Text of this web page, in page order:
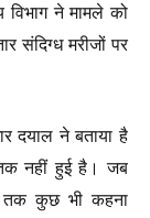
विभाग ने मामले को
संदिग्ध मरीजों पर
दयाल ने बताया है
नहीं हुई है। जब
तक कुछ भी कहना